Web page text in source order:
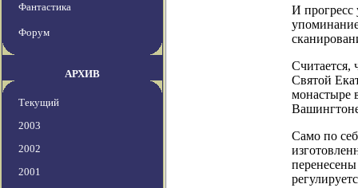
Фантастика
Форум
АРХИВ
Текущий
2003
2002
2001
И прогресс
Считается,
Святой
монастыре
Само по